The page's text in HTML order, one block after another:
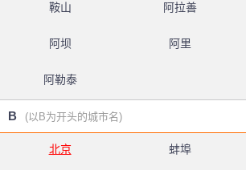
鞍山 阿拉善
阿坝 阿里
阿勒泰
B (以B为开头的城市名)
北京 蚌埠